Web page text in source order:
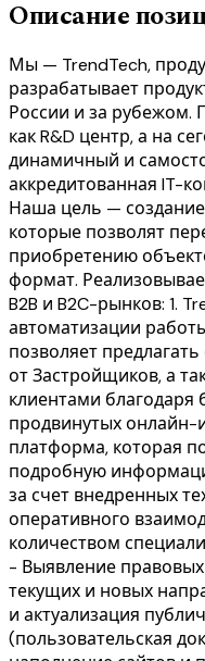
Описание
Мы — TrendTech,
разрабатывает
России и за рубежом.
как R&D центр, а на
динамичный и
аккредитованная IT-
Наша цель —
которые позволят
приобретению
формат.
B2B и B2C-рынков: 1.
автоматизации
позволяет
от Застройщиков, а
клиентами
продвинутых онлайн-
платформа, которая
подробную
за счет внедренных
оперативного
количеством
- Выявление
текущих и новых
и актуализация
(пользовательская